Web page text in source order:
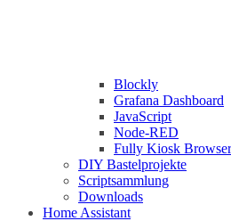
Blockly
Grafana Dashboard
JavaScript
Node-RED
Fully Kiosk Browser
DIY Bastelprojekte
Scriptsammlung
Downloads
Home Assistant